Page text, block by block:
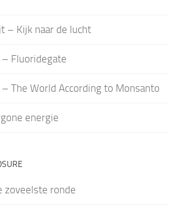
– Kijk naar de lucht
Fluoridegate
The World According to Monsanto
energie
zoveelste ronde